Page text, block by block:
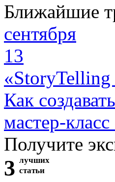
Ближайшие
сентября
13
«StoryTelling
Как
мастер-
Получите
3 лучших
статьи